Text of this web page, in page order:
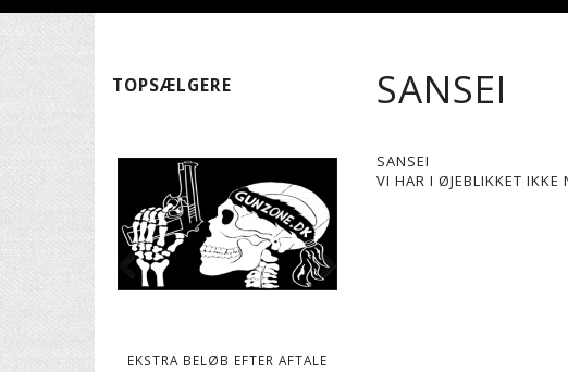
TOPSÆLGERE
EKSTRA BELØB EFTER AFTALE
SANSEI
SANSEI
VI HAR I ØJEBLIKKET IKKE